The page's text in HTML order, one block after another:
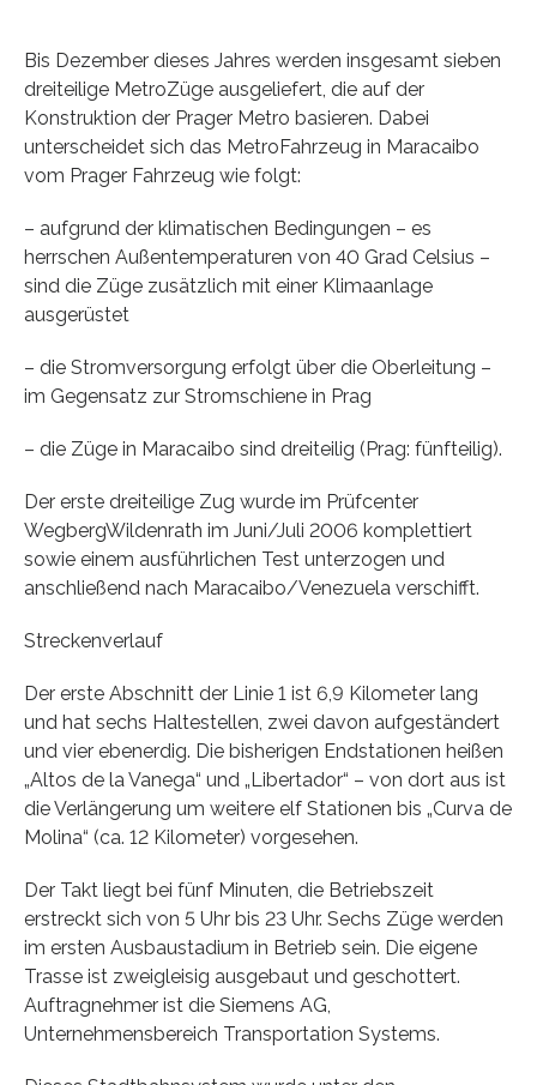
Bis Dezember dieses Jahres werden insgesamt sieben
dreiteilige MetroZüge ausgeliefert, die auf der
Konstruktion der Prager Metro basieren. Dabei
unterscheidet sich das MetroFahrzeug in Maracaibo
vom Prager Fahrzeug wie folgt:
– aufgrund der klimatischen Bedingungen – es
herrschen Außentemperaturen von 40 Grad Celsius –
sind die Züge zusätzlich mit einer Klimaanlage
ausgerüstet
– die Stromversorgung erfolgt über die Oberleitung –
im Gegensatz zur Stromschiene in Prag
– die Züge in Maracaibo sind dreiteilig (Prag: fünfteilig).
Der erste dreiteilige Zug wurde im Prüfcenter
WegbergWildenrath im Juni/Juli 2006 komplettiert
sowie einem ausführlichen Test unterzogen und
anschließend nach Maracaibo/Venezuela verschifft.
Streckenverlauf
Der erste Abschnitt der Linie 1 ist 6,9 Kilometer lang
und hat sechs Haltestellen, zwei davon aufgeständert
und vier ebenerdig. Die bisherigen Endstationen heißen
„Altos de la Vanega“ und „Libertador“ – von dort aus ist
die Verlängerung um weitere elf Stationen bis „Curva de
Molina“ (ca. 12 Kilometer) vorgesehen.
Der Takt liegt bei fünf Minuten, die Betriebszeit
erstreckt sich von 5 Uhr bis 23 Uhr. Sechs Züge werden
im ersten Ausbaustadium in Betrieb sein. Die eigene
Trasse ist zweigleisig ausgebaut und geschottert.
Auftragnehmer ist die Siemens AG,
Unternehmensbereich Transportation Systems.